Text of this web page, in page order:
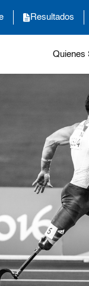
Resultados
Quienes